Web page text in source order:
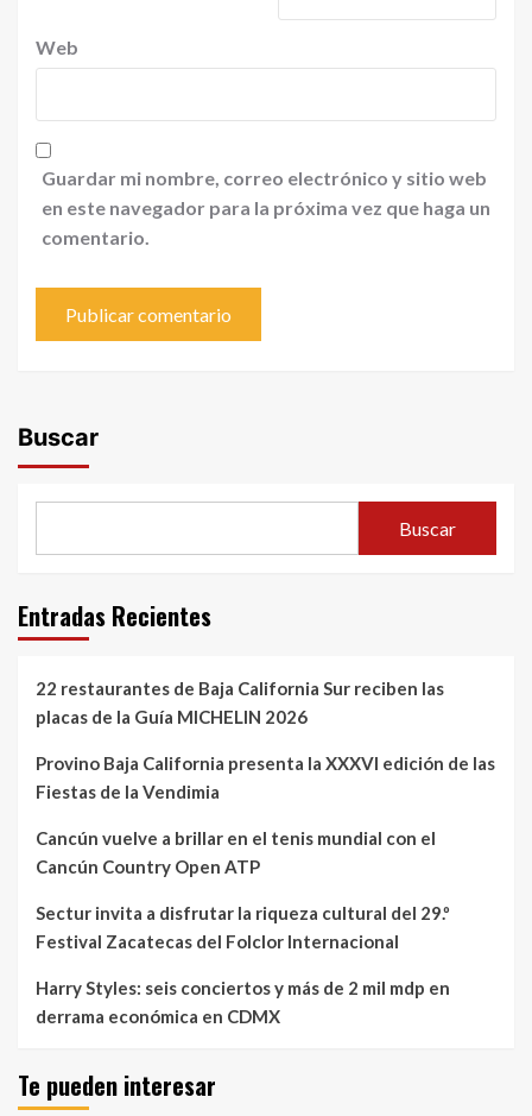
Web
Guardar mi nombre, correo electrónico y sitio web
en este navegador para la próxima vez que haga un
comentario.
Buscar
Buscar
Entradas Recientes
22 restaurantes de Baja California Sur reciben las
placas de la Guía MICHELIN 2026
Provino Baja California presenta la XXXVI edición de las
Fiestas de la Vendimia
Cancún vuelve a brillar en el tenis mundial con el
Cancún Country Open ATP
Sectur invita a disfrutar la riqueza cultural del 29.º
Festival Zacatecas del Folclor Internacional
Harry Styles: seis conciertos y más de 2 mil mdp en
derrama económica en CDMX
Te pueden interesar